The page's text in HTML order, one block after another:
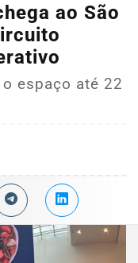
ao São
espaço até 22